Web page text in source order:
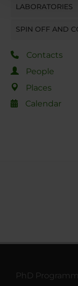
con altre
LABORATORIES
SPIN OFF AND
Contacts
People
Places
Calendar
PhD